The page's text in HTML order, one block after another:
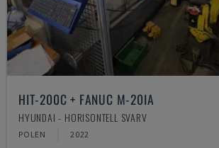
HIT-200C + FANUC M-20IA
HYUNDAI - HORISONTELL SVARV
POLEN 2022